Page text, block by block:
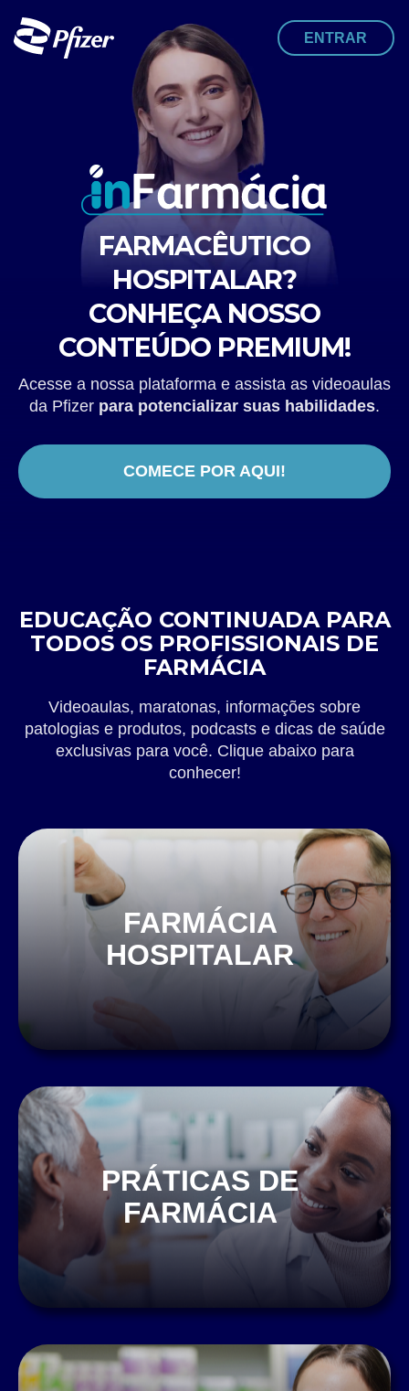
ENTRAR
FARMACÊUTICO
HOSPITALAR?
CONHEÇA NOSSO
CONTEÚDO PREMIUM!
Acesse a nossa plataforma e assista as videoaulas
da Pfizer para potencializar suas habilidades.
COMECE POR AQUI!
EDUCAÇÃO CONTINUADA PARA
TODOS OS PROFISSIONAIS DE
FARMÁCIA
Videoaulas, maratonas, informações sobre
patologias e produtos, podcasts e dicas de saúde
exclusivas para você. Clique abaixo para
conhecer!
FARMÁCIA
HOSPITALAR
PRÁTICAS DE
FARMÁCIA